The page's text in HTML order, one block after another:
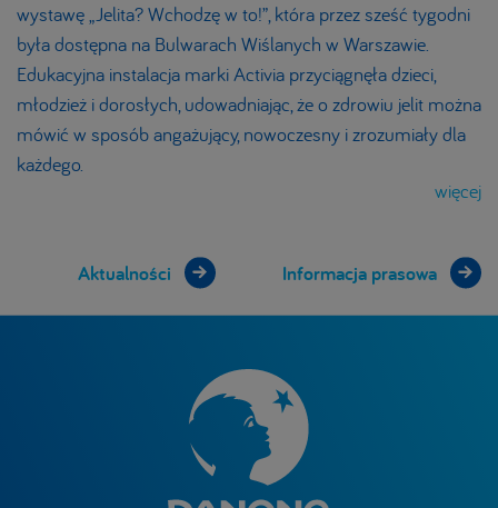
wystawę „Jelita? Wchodzę w to!”, która przez sześć tygodni
była dostępna na Bulwarach Wiślanych w Warszawie.
Edukacyjna instalacja marki Activia przyciągnęła dzieci,
młodzież i dorosłych, udowadniając, że o zdrowiu jelit można
mówić w sposób angażujący, nowoczesny i zrozumiały dla
każdego.
więcej
Aktualności Informacja prasowa